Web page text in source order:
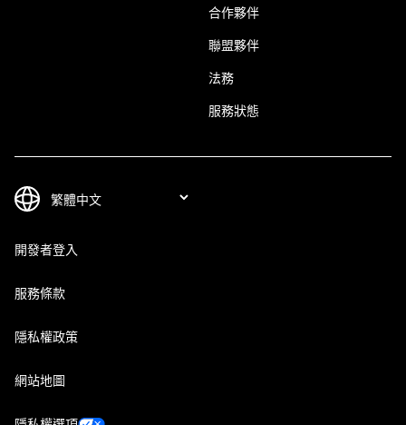
合作夥伴
聯盟夥伴
法務
服務狀態
開發者登入
服務條款
隱私權政策
網站地圖